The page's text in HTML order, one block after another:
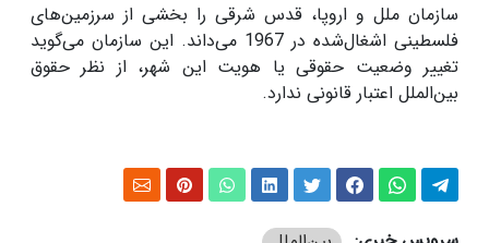
سازمان ملل و اروپا، قدس شرقی را بخشی از سرزمین‌های
فلسطینی اشغال‌شده در 1967 می‌داند. این سازمان می‌گوید
تغییر وضعیت حقوقی یا هویت این شهر، از نظر حقوق
بین‌الملل اعتبار قانونی ندارد.